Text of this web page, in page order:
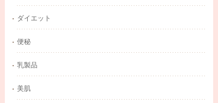
ダイエット
便秘
乳製品
美肌